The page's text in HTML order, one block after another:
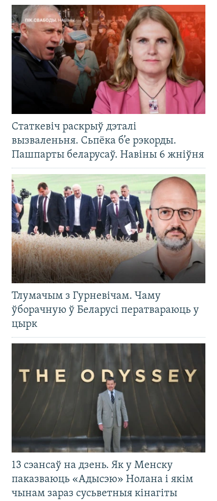
Статкевіч раскрыў дэталі
вызваленьня. Сьпёка б’е рэкорды.
Пашпарты беларусаў. Навіны 6 жніўня
Тлумачым з Гурневічам. Чаму
ўборачную ў Беларусі ператвараюць у
цырк
13 сэансаў на дзень. Як у Менску
паказваюць «Адысэю» Нолана і якім
чынам зараз сусьветныя кінагіты